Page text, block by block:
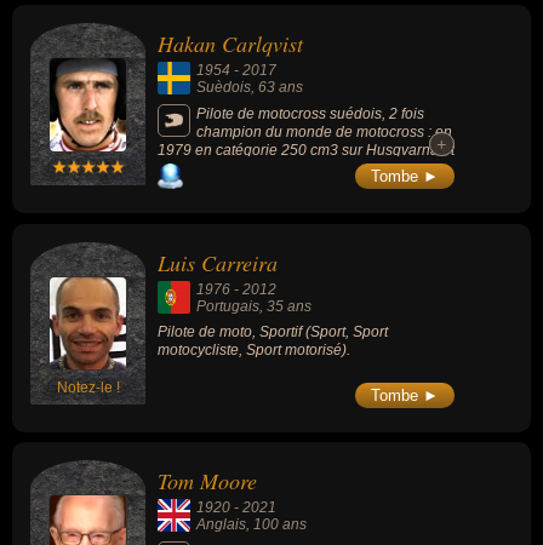
Hakan Carlqvist
1954 - 2017
Suèdois, 63 ans
Pilote de motocross suédois, 2 fois
champion du monde de motocross : en
1979 en catégorie 250 cm3 sur Husqvarna et
en 1983, au guidon d’une Yamaha 490 YZ
d'usine a refroidissement à air et frein a
suffisamment d'avance, il s'arrêta boire une
bière avant de franchir la ligne d'arrivée.
+
+
Tombe ►
Notez-le !
Luis Carreira
1976 - 2012
Portugais , 35 ans
Pilote de moto, Sportif (Sport, Sport
motocycliste, Sport motorisé).
Tombe ►
Tom Moore
1920 - 2021
Anglais, 100 ans